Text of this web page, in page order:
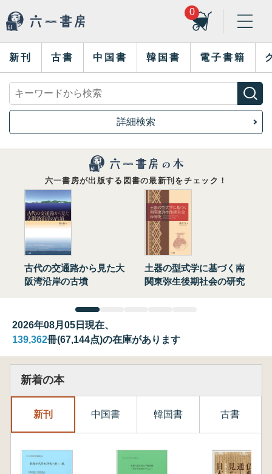
0
新刊 古書 中国書 韓国書 電子書籍
詳細検索
六一書房が出版する図書の最新刊をチェック！
古代の交通路から見た大
阪湾沿岸の古墳
土器の型式学に基づく南
関東弥生後期社会の研究
2026年08月05日現在、
139,362冊(67,144点)の在庫があります
新着の本
新刊 中国書 韓国書 古書